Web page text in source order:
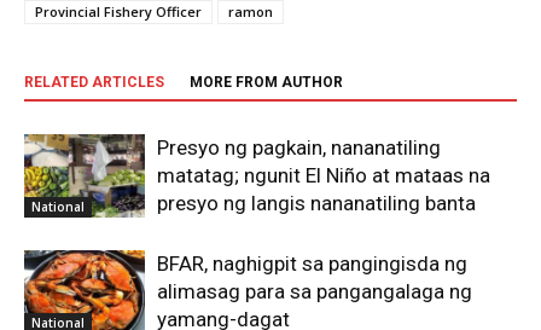
Provincial Fishery Officer
ramon
RELATED ARTICLES MORE FROM AUTHOR
National
Presyo ng pagkain, nananatiling
matatag; ngunit El Niño at mataas na
presyo ng langis nananatiling banta
National
BFAR, naghigpit sa pangingisda ng
alimasag para sa pangangalaga ng
yamang-dagat